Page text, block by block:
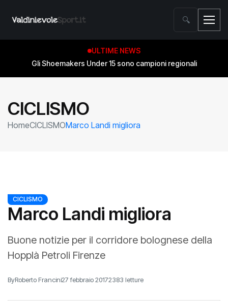
🔍
ULTIME NEWS
Gli Shoemakers Under 15 sono campioni regionali
CICLISMO
HomeCICLISMOMarco Landi migliora
CICLISMO
Marco Landi migliora
Buone notizie per il corridore bolognese della
Hopplà Petroli Firenze
ByRoberto Francini27 febbraio 20172383 letture